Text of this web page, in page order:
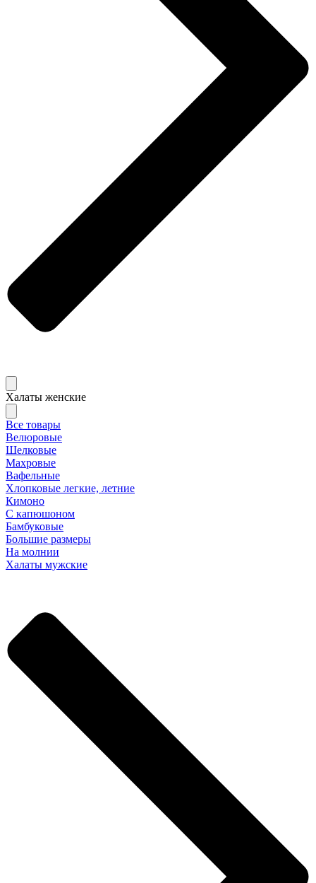
Халаты женские
Все товары
Велюровые
Шелковые
Махровые
Вафельные
Хлопковые легкие, летние
Кимоно
С капюшоном
Бамбуковые
Большие размеры
На молнии
Халаты мужские